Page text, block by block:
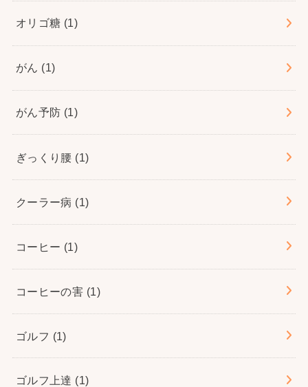
オリゴ糖 (1)
がん (1)
がん予防 (1)
ぎっくり腰 (1)
クーラー病 (1)
コーヒー (1)
コーヒーの害 (1)
ゴルフ (1)
ゴルフ上達 (1)